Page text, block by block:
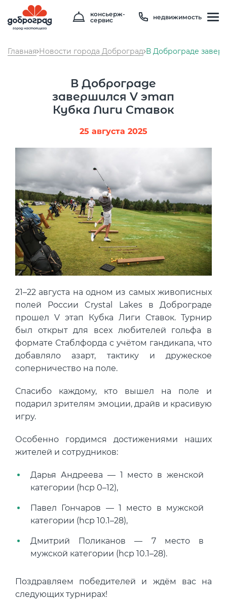
консьерж-
сервис
недвижимость
Главная Новости города Доброград В Доброграде
В Доброграде
завершился V этап
Кубка Лиги Ставок
25 августа 2025
21–22 августа на одном из самых живописных
полей России Crystal Lakes в Доброграде
прошел V этап Кубка Лиги Ставок. Турнир
был открыт для всех любителей гольфа в
формате Стаблфорда с учётом гандикапа, что
добавляло азарт, тактику и дружеское
соперничество на поле.
Спасибо каждому, кто вышел на поле и
подарил зрителям эмоции, драйв и красивую
игру.
Особенно гордимся достижениями наших
жителей и сотрудников:
Дарья Андреева — 1 место в женской
категории (hcp 0–12),
Павел Гончаров — 1 место в мужской
категории (hcp 10.1–28),
Дмитрий Поликанов — 7 место в
мужской категории (hcp 10.1–28).
Поздравляем победителей и ждём вас на
следующих турнирах!
8 800 600 01 49
8 910 180 20 19
servis@uk-dobrograd.ru
Температура
Давление
748 мм рт. ст
? PM2.5 1мкг/м3
? PM10 3 мкг/м3
Концентрация ЛОС 0.005 мм3/м3
? Концентрация CO2 328 ppm
? Концентрация CO 10 ppm
В пределах нормы За пределами нормы